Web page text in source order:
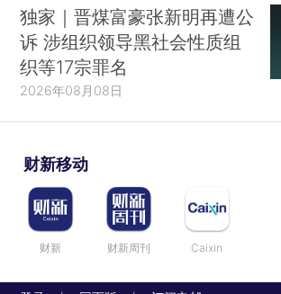
独家｜晋煤富豪张新明再遭公
诉 涉组织领导黑社会性质组
织等17宗罪名
2026年08月08日
财新移动
财新 财新周刊 Caixin